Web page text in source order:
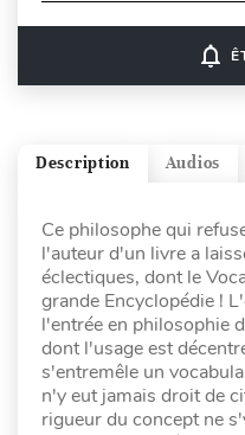
notifications_none
Audios
Description
Ce philosophe qui
l'auteur d'un livre a
éclectiques, dont le
grande Encyclopédie !
l'entrée en philosophie
dont l'usage est
s'entremêle un
n'y eut jamais droit de
rigueur du concept ne